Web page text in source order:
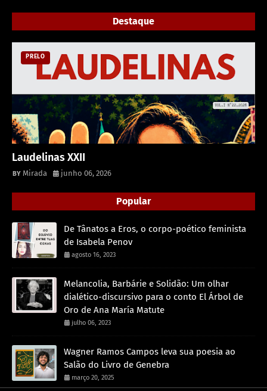
Destaque
PRELO
Laudelinas XXII
Mirada junho 06, 2026
Popular
De Tânatos a Eros, o corpo-poético feminista
de Isabela Penov
agosto 16, 2023
Melancolia, Barbárie e Solidão: Um olhar
dialético-discursivo para o conto El Árbol de
Oro de Ana María Matute
julho 06, 2023
Wagner Ramos Campos leva sua poesia ao
Salão do Livro de Genebra
março 20, 2025